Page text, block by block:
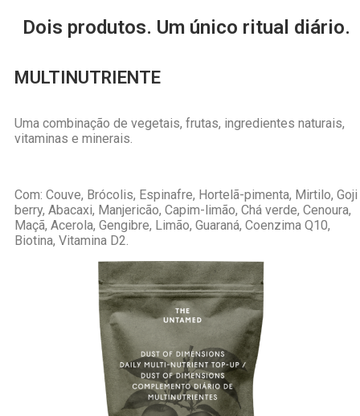
Dois produtos. Um único ritual diário.
MULTINUTRIENTE
Uma combinação de vegetais, frutas, ingredientes naturais,
vitaminas e minerais.
Com: Couve, Brócolis, Espinafre, Hortelã-pimenta, Mirtilo, Goji
berry, Abacaxi, Manjericão, Capim-limão, Chá verde, Cenoura,
Maçã, Acerola, Gengibre, Limão, Guaraná, Coenzima Q10,
Biotina, Vitamina D2.